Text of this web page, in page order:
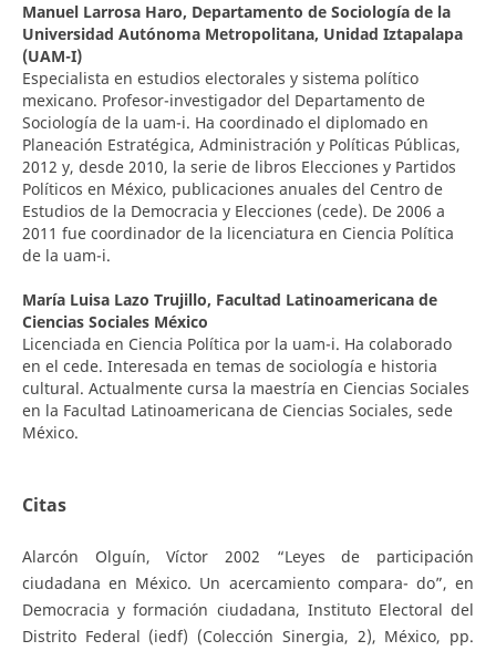
Manuel Larrosa Haro, Departamento de Sociología de la
Universidad Autónoma Metropolitana, Unidad Iztapalapa
(UAM-I)
Especialista en estudios electorales y sistema político
mexicano. Profesor-investigador del Departamento de
Sociología de la uam-i. Ha coordinado el diplomado en
Planeación Estratégica, Administración y Políticas Públicas,
2012 y, desde 2010, la serie de libros Elecciones y Partidos
Políticos en México, publicaciones anuales del Centro de
Estudios de la Democracia y Elecciones (cede). De 2006 a
2011 fue coordinador de la licenciatura en Ciencia Política
de la uam-i.
María Luisa Lazo Trujillo, Facultad Latinoamericana de
Ciencias Sociales México
Licenciada en Ciencia Política por la uam-i. Ha colaborado
en el cede. Interesada en temas de sociología e historia
cultural. Actualmente cursa la maestría en Ciencias Sociales
en la Facultad Latinoamericana de Ciencias Sociales, sede
México.
Citas
Alarcón Olguín, Víctor 2002 “Leyes de participación
ciudadana en México. Un acercamiento compara- do”, en
Democracia y formación ciudadana, Instituto Electoral del
Distrito Federal (iedf) (Colección Sinergia, 2), México, pp.